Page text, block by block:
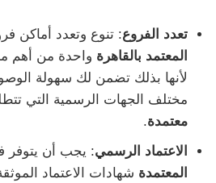
تعدد الفروع: تنوع وتعدد أماكن
المعتمد بالقاهرة واحدة من أهم
لأنها بذلك تضمن لك سهولة
مختلف الجهات الرسمية التي
معتمدة.
الاعتماد الرسمي: يجب أن يتوفر
المعتمدة شهادات الاعتماد